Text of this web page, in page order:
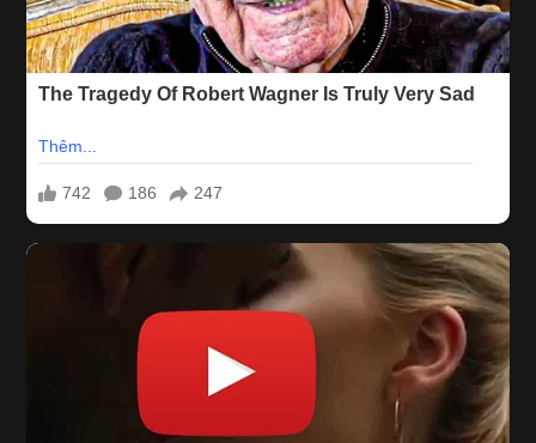
làm. Mình lúc ấy chỉ nằm thở hổn hểnh.
Em lau người mình nhẹ nhàng rồi quay lại nằm chung với mình ca
lúc nữa, khi mình chủ động xuống em mới xuống theo. Gặp gỡ
chưa được bao lâu mà phải nói lời tạm biệt. Hẹn em tái ngộ lần sau
Vạn sự tùyDuyên.